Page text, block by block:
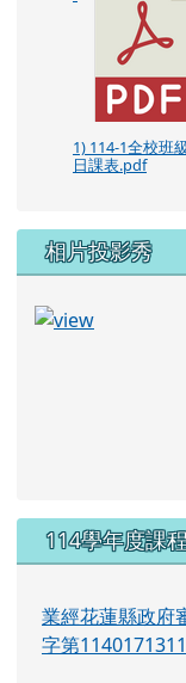
1) 114-1全校班
日課表.pdf
相片投影秀
114學年度課
業經花蓮縣政府
字第